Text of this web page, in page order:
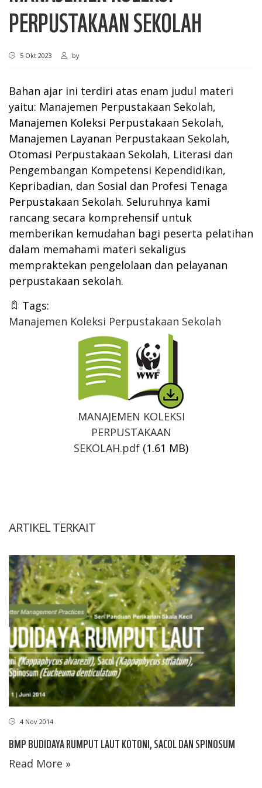
PERPUSTAKAAN SEKOLAH
5 Okt 2023 by
Bahan ajar ini terdiri atas enam judul materi
yaitu: Manajemen Perpustakaan Sekolah,
Manajemen Koleksi Perpustakaan Sekolah,
Manajemen Layanan Perpustakaan Sekolah,
Otomasi Perpustakaan Sekolah, Literasi dan
Pengembangan Kompetensi Kependidikan,
Kepribadian, dan Sosial dan Profesi Tenaga
Perpustakaan Sekolah. Seluruhnya kami
rancang secara komprehensif untuk
memberikan kemudahan bagi peserta pelatihan
dalam memahami materi sekaligus
mempraktekan pengelolaan dan pelayanan
perpustakaan sekolah.
Tags:
Manajemen Koleksi Perpustakaan Sekolah
Thumbnail
MANAJEMEN KOLEKSI
PERPUSTAKAAN
SEKOLAH.pdf (1.61 MB)
ARTIKEL TERKAIT
4 Nov 2014
BMP BUDIDAYA RUMPUT LAUT KOTONI, SACOL DAN SPINOSUM
Read More »